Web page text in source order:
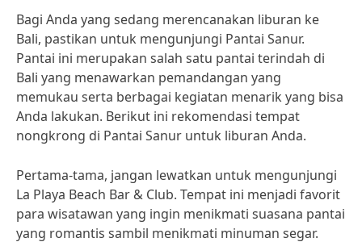
Bagi Anda yang sedang merencanakan liburan ke
Bali, pastikan untuk mengunjungi Pantai Sanur.
Pantai ini merupakan salah satu pantai terindah di
Bali yang menawarkan pemandangan yang
memukau serta berbagai kegiatan menarik yang bisa
Anda lakukan. Berikut ini rekomendasi tempat
nongkrong di Pantai Sanur untuk liburan Anda.
Pertama-tama, jangan lewatkan untuk mengunjungi
La Playa Beach Bar & Club. Tempat ini menjadi favorit
para wisatawan yang ingin menikmati suasana pantai
yang romantis sambil menikmati minuman segar.